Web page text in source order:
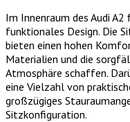
Im Innenraum des Audi A2
funktionales Design. Die
bieten einen hohen
Materialien und die
Atmosphäre schaffen.
eine Vielzahl von
großzügiges
Sitzkonfiguration.